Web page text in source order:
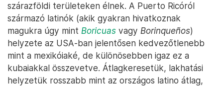
szárazföldi területeken élnek. A Puerto Ricóról
származó latinók (akik gyakran hivatkoznak
magukra úgy mint Boricuas vagy Borinqueños)
helyzete az USA-ban jelentősen kedvezőtlenebb
mint a mexikóiaké, de különösebben igaz ez a
kubaiakkal összevetve. Átlagkeresetük, lakhatási
helyzetük rosszabb mint az országos latino átlag,